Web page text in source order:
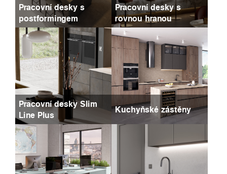
Pracovní desky s
postformingem
Pracovní desky s
rovnou hranou
Pracovní desky Slim
Line Plus
Kuchyňské zástěny